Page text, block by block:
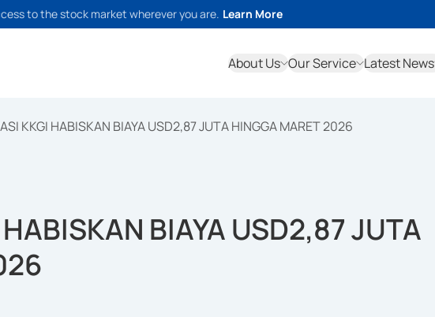
to the stock market wherever you are. Learn More
About Us Our Service Latest News
KKGI HABISKAN BIAYA USD2,87 JUTA HINGGA MARET 2026
BIAYA USD2,87 JUTA